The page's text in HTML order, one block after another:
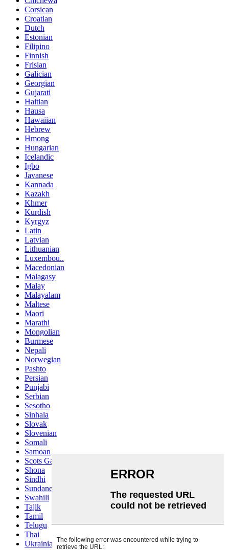
Corsican
Croatian
Dutch
Estonian
Filipino
Finnish
Frisian
Galician
Georgian
Gujarati
Haitian
Hausa
Hawaiian
Hebrew
Hmong
Hungarian
Icelandic
Igbo
Javanese
Kannada
Kazakh
Khmer
Kurdish
Kyrgyz
Latin
Latvian
Lithuanian
Luxembou..
Macedonian
Malagasy
Malay
Malayalam
Maltese
Maori
Marathi
Mongolian
Burmese
Nepali
Norwegian
Pashto
Persian
Punjabi
Serbian
Sesotho
Sinhala
Slovak
Slovenian
Somali
Samoan
Scots Gaelic
Shona
Sindhi
Sundanese
Swahili
Tajik
Tamil
Telugu
Thai
Ukrainian